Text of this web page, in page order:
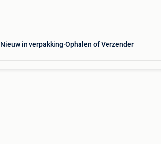
Nieuw in verpakking Ophalen of Verzenden